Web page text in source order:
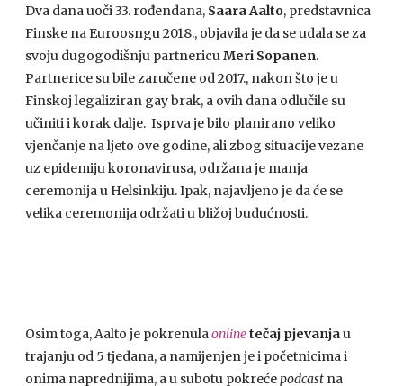
Dva dana uoči 33. rođendana, Saara Aalto, predstavnica
Finske na Euroosngu 2018., objavila je da se udala se za
svoju dugogodišnju partnericuMeri Sopanen.
Partnerice su bile zaručene od 2017., nakon što je u
Finskoj legaliziran gay brak, a ovih dana odlučile su
učiniti i korak dalje. Isprva je bilo planirano veliko
vjenčanje na ljeto ove godine, ali zbog situacije vezane
uz epidemiju koronavirusa, održana je manja
ceremonija u Helsinkiju. Ipak, najavljeno je da će se
velika ceremonija održati u bližoj budućnosti.
Osim toga, Aalto je pokrenulaonlinetečaj pjevanjau
trajanju od 5 tjedana, a namijenjen je i početnicima i
onima naprednijima, a u subotu pokrećepodcast na